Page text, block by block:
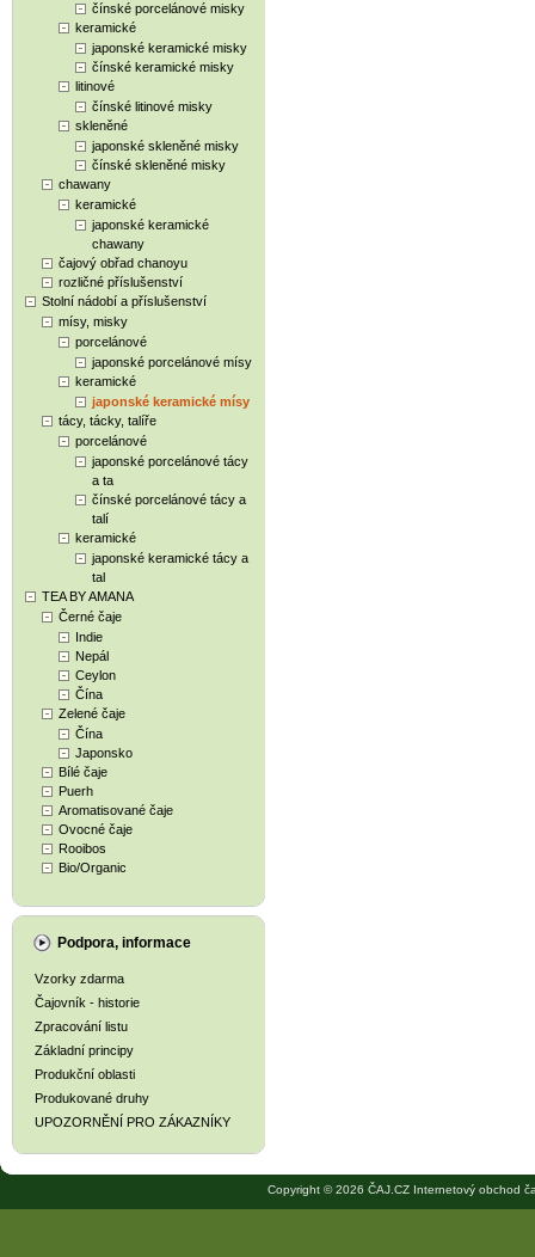
čínské porcelánové misky
keramické
japonské keramické misky
čínské keramické misky
litinové
čínské litinové misky
skleněné
japonské skleněné misky
čínské skleněné misky
chawany
keramické
japonské keramické
chawany
čajový obřad chanoyu
rozličné příslušenství
Stolní nádobí a příslušenství
mísy, misky
porcelánové
japonské porcelánové mísy
keramické
japonské keramické mísy
tácy, tácky, talíře
porcelánové
japonské porcelánové tácy
a ta
čínské porcelánové tácy a
talí
keramické
japonské keramické tácy a
tal
TEA BY AMANA
Černé čaje
Indie
Nepál
Ceylon
Čína
Zelené čaje
Čína
Japonsko
Bílé čaje
Puerh
Aromatisované čaje
Ovocné čaje
Rooibos
Bio/Organic
Podpora, informace
Vzorky zdarma
Čajovník - historie
Zpracování listu
Základní principy
Produkční oblasti
Produkované druhy
UPOZORNĚNÍ PRO ZÁKAZNÍKY
Copyright © 2026 ČAJ.CZ Internetový obchod